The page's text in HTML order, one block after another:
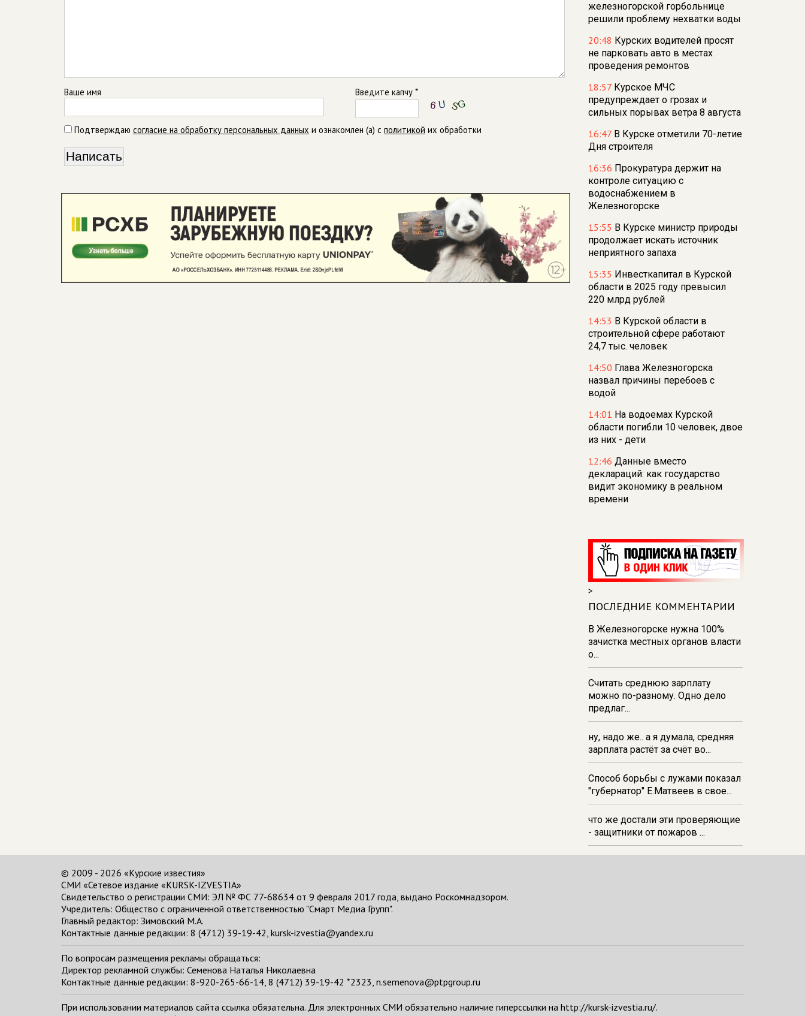
Ваше имя Введите капчу *
Подтверждаю согласие на обработку персональных данных и ознакомлен (а) с политикой их обработки
железногорской горбольнице
решили проблему нехватки воды
20:48 Курских водителей просят
не парковать авто в местах
проведения ремонтов
18:57 Курское МЧС
предупреждает о грозах и
сильных порывах ветра 8 августа
16:47 В Курске отметили 70-летие
Дня строителя
16:36 Прокуратура держит на
контроле ситуацию с
водоснабжением в
Железногорске
15:55 В Курске министр природы
продолжает искать источник
неприятного запаха
15:35 Инвесткапитал в Курской
области в 2025 году превысил
220 млрд рублей
14:53 В Курской области в
строительной сфере работают
24,7 тыс. человек
14:50 Глава Железногорска
назвал причины перебоев с
водой
14:01 На водоемах Курской
области погибли 10 человек, двое
из них - дети
12:46 Данные вместо
деклараций: как государство
видит экономику в реальном
времени
Карла Маркса
12:17
В Курске прокуратура
добивается возмещения для
девочки - подростка ущерба за
побои
11:58В Курской области
обрушившаяся стена повлекла
возбуждение уголовного дела в
отношении ИП
11:52В Курске прокуратура
добивается выплаты более 1 млн
рублей зарплаты 32-м
работникам
>
ПОСЛЕДНИЕ КОММЕНТАРИИ
В Железногорске нужна 100%
зачистка местных органов власти
о...
Считать среднюю зарплату
можно по-разному. Одно дело
предлаг...
ну, надо же.. а я думала, средняя
зарплата растёт за счёт во...
Способ борьбы с лужами показал
"губернатор" Е.Матвеев в свое...
что же достали эти проверяющие
- защитники от пожаров ...
© 2009 - 2026 «Курские известия»
СМИ «Сетевое издание «KURSK-IZVESTIA»
Свидетельство о регистрации СМИ: ЭЛ № ФС 77-68634 от 9 февраля 2017 года, выдано Роскомнадзором.
Учредитель: Общество с ограниченной ответственностью "Смарт Медиа Групп".
Главный редактор: Зимовский М.А.
Контактные данные редакции: 8 (4712) 39-19-42, kursk-izvestia@yandex.ru
По вопросам размещения рекламы обращаться:
Директор рекламной службы: Семенова Наталья Николаевна
Контактные данные редакции: 8-920-265-66-14, 8 (4712) 39-19-42 *2323, n.semenova@ptpgroup.ru
При использовании материалов сайта ссылка обязательна. Для электронных СМИ обязательно наличие гиперссылки на http://kursk-izvestia.ru/.